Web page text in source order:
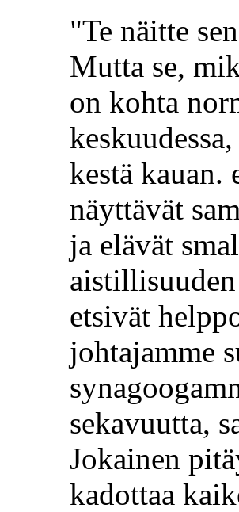
"Te näitte
Mutta se,
on kohta
kestä kauan.
näyttävät
ja elävät
etsivät
johtajamme
sekavuutta,
Jokainen
kadottaa